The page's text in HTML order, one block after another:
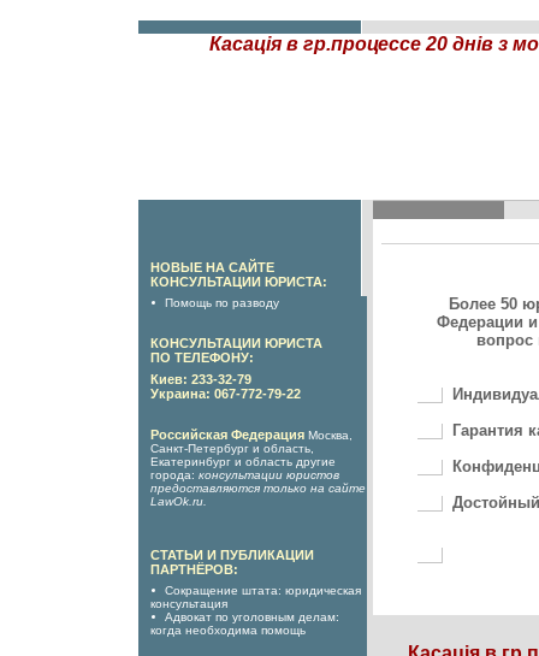
Касація в гр.процессе 20 днів з
НОВЫЕ НА САЙТЕ
КОНСУЛЬТАЦИИ ЮРИСТА:
Помощь по разводу
КОНСУЛЬТАЦИИ ЮРИСТА
ПО ТЕЛЕФОНУ:
Киев: 233-32-79
Украина: 067-772-79-22
Российская Федерация Москва,
Санкт-Петербург и область,
Екатеринбург и область другие
города: консультации юристов
предоставляются только на сайте
LawOk.ru
СТАТЬИ И ПУБЛИКАЦИИ
ПАРТНЁРОВ:
Сокращение штата: юридическая
консультация
Адвокат по уголовным делам:
когда необходима помощь
Более 50
Федерации
вопрос
Гарантия